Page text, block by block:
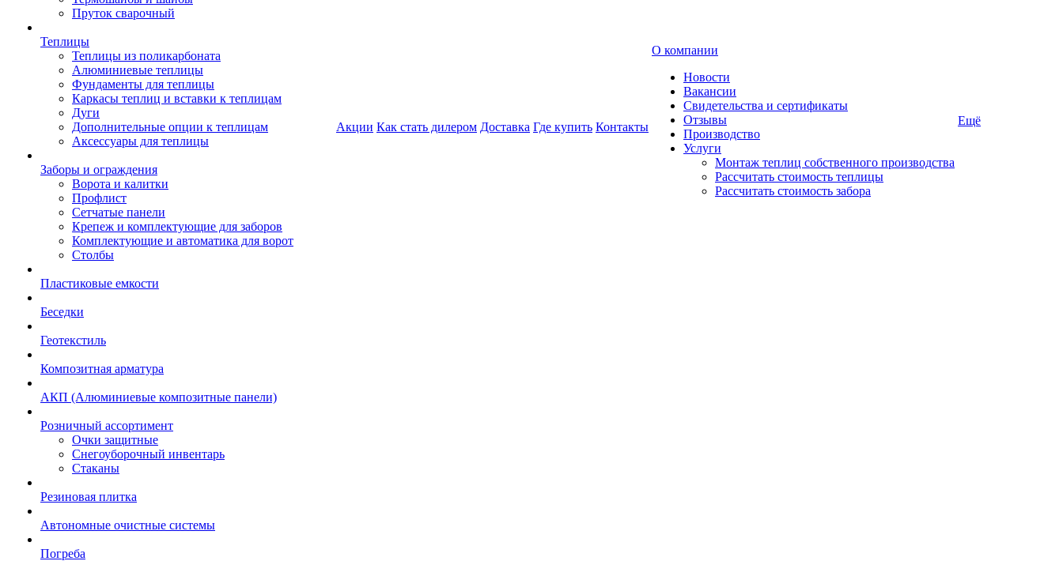
Пруток сварочный
Теплицы
Теплицы из поликарбоната
Алюминиевые теплицы
Фундаменты для теплицы
Каркасы теплиц и вставки к теплицам
Дуги
Дополнительные опции к теплицам
Аксессуары для теплицы
Заборы и ограждения
Ворота и калитки
Профлист
Сетчатые панели
Крепеж и комплектующие для заборов
Комплектующие и автоматика для ворот
Столбы
Пластиковые емкости
Беседки
Геотекстиль
Композитная арматура
АКП (Алюминиевые композитные панели)
Розничный ассортимент
Очки защитные
Снегоуборочный инвентарь
Стаканы
Резиновая плитка
Автономные очистные системы
Погреба
Акции Как стать дилером Доставка Где купить Контакты
О компании
Новости
Вакансии
Свидетельства и сертификаты
Отзывы
Производство
Услуги
Монтаж теплиц собственного производства
Рассчитать стоимость теплицы
Рассчитать стоимость забора
Ещё